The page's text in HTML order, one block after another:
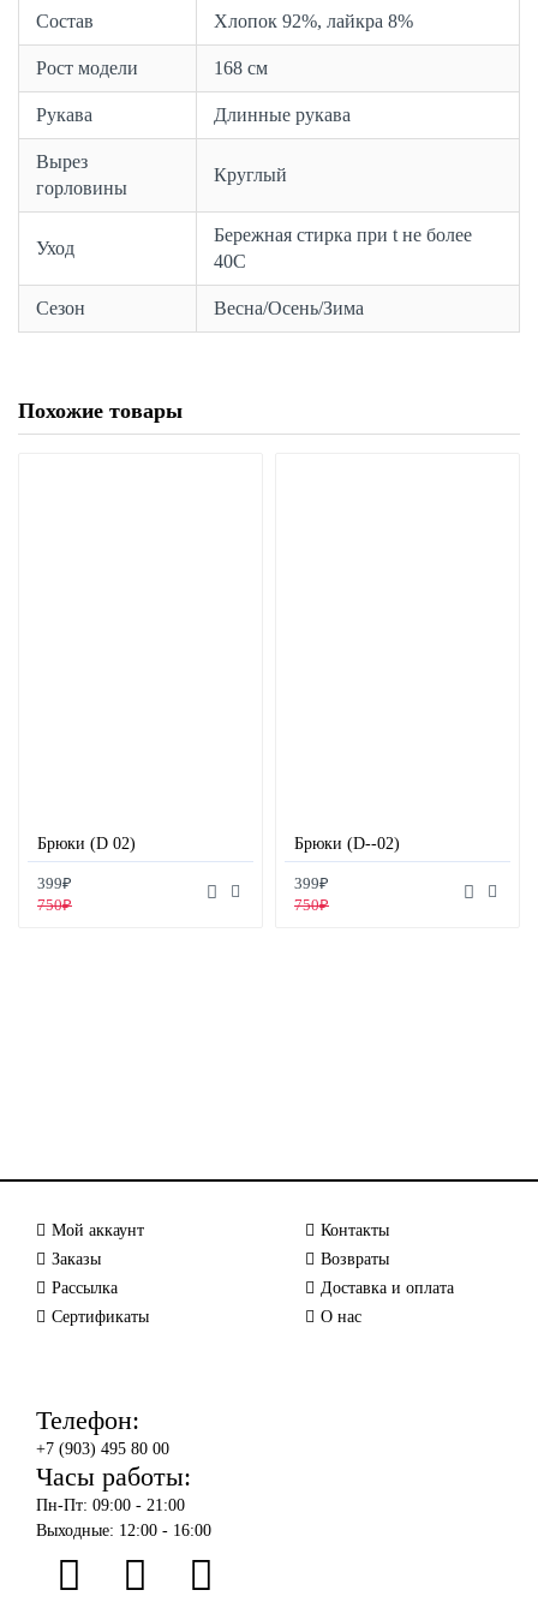
Состав Хлопок 92%, лайкра 8%
Рост модели 168 см
Рукава Длинные рукава
Вырез
горловины
Круглый
Уход
Бережная стирка при t не более
40С
Сезон Весна/Осень/Зима
Похожие товары
Брюки (D 02)
399₽
750₽
Брюки (D--02)
399₽
750₽
Мой аккаунт
Заказы
Рассылка
Сертификаты
Контакты
Возвраты
Доставка и оплата
О нас
Телефон:
+7 (903) 495 80 00
Часы работы:
Пн-Пт: 09:00 - 21:00
Выходные: 12:00 - 16:00